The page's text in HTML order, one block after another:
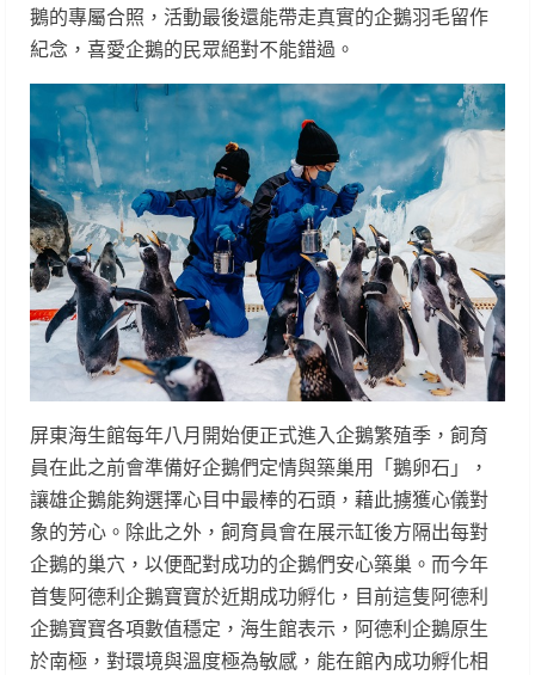
鵝的專屬合照，活動最後還能帶走真實的企鵝羽毛留作
紀念，喜愛企鵝的民眾絕對不能錯過。
屏東海生館每年八月開始便正式進入企鵝繁殖季，飼育
員在此之前會準備好企鵝們定情與築巢用「鵝卵石」，
讓雄企鵝能夠選擇心目中最棒的石頭，藉此擄獲心儀對
象的芳心。除此之外，飼育員會在展示缸後方隔出每對
企鵝的巢穴，以便配對成功的企鵝們安心築巢。而今年
首隻阿德利企鵝寶寶於近期成功孵化，目前這隻阿德利
企鵝寶寶各項數值穩定，海生館表示，阿德利企鵝原生
於南極，對環境與溫度極為敏感，能在館內成功孵化相